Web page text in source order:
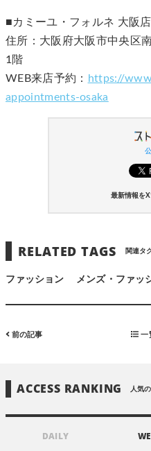
■カミーユ・フォルネ 大阪店
住所：大阪府大阪市中央区
1階
WEB来店予約：
https://
appointments-osaka
最新情報をX
RELATED TAGS 関連タ
ファッション メンズ・ファッ
前の記事 一
ACCESS RANKING 人気
DAILY